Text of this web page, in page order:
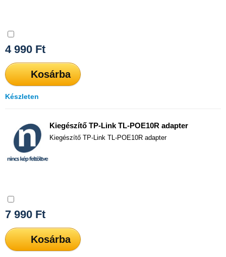
4 990 Ft
Kosárba
Készleten
Kiegészítő TP-Link TL-POE10R adapter
Kiegészítő TP-Link TL-POE10R adapter
7 990 Ft
Kosárba